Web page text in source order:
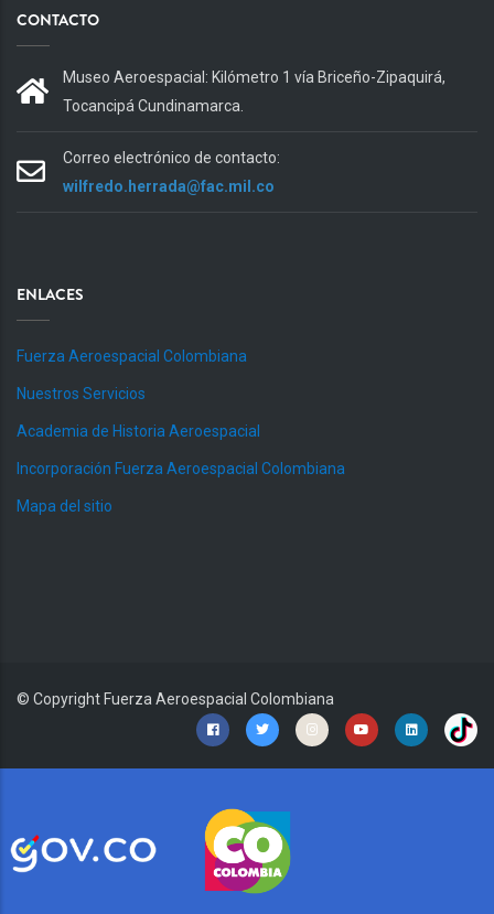
CONTACTO
Museo Aeroespacial: Kilómetro 1 vía Briceño-Zipaquirá,
Tocancipá Cundinamarca.
Correo electrónico de contacto:
wilfredo.herrada@fac.mil.co
ENLACES
Fuerza Aeroespacial Colombiana
Nuestros Servicios
Academia de Historia Aeroespacial
Incorporación Fuerza Aeroespacial Colombiana
Mapa del sitio
© CopyrightFuerza Aeroespacial Colombiana